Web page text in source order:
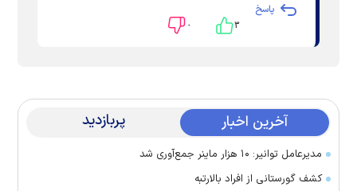
پاسخ
۳ ۰
آخرین اخبار پربازدید
مدیرعامل توانیر: ۱۰ هزار ماینر جمع‌آوری شد
کشف گورستانی از افراد بالارتبه